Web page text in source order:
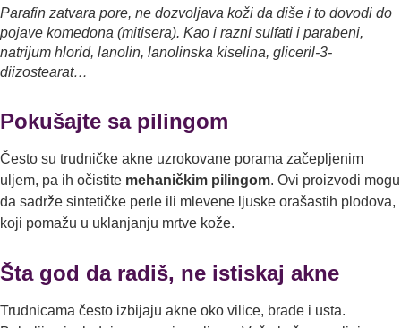
Parafin zatvara pore, ne dozvoljava koži da diše i to dovodi do
pojave komedona (mitisera). Kao i razni sulfati i parabeni,
natrijum hlorid, lanolin, lanolinska kiselina, gliceril-3-
diizostearat…
Pokušajte sa pilingom
Često su trudničke akne uzrokovane porama začeplјenim
ulјem, pa ih očistite mehaničkim pilingom. Ovi proizvodi mogu
da sadrže sintetičke perle ili mlevene lјuske orašastih plodova,
koji pomažu u uklanjanju mrtve kože.
Šta god da radiš, ne istiskaj akne
Trudnicama često izbijaju akne oko vilice, brade i usta.